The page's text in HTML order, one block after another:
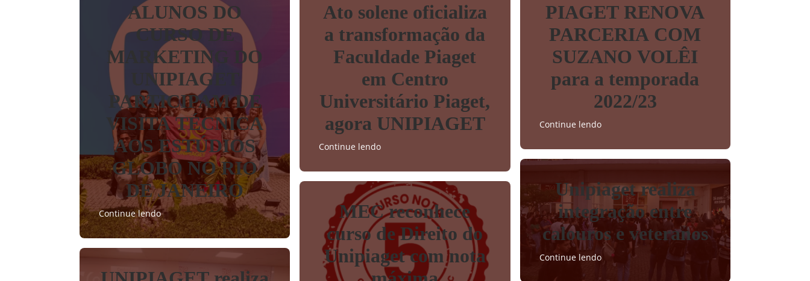
ALUNOS DO
CURSO DE
MARKETING DO
UNIPIAGET
PARTICIPAM DE
VISITA TÉCNICA
AOS ESTÚDIOS
GLOBO NO RIO
DE JANEIRO
Continue lendo
Ato solene oficializa
a transformação da
Faculdade Piaget
em Centro
Universitário Piaget,
agora UNIPIAGET
Continue lendo
MEC reconhece
curso de Direito do
Unipiaget com nota
PIAGET RENOVA
PARCERIA COM
SUZANO VOLÊI
para a temporada
2022/23
Continue lendo
Unipiaget realiza
integração entre
calouros e veteranos
Continue lendo